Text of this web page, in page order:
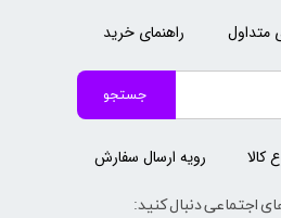
جستجو
اجتماعی دنبال کنید:
رویه ارسال سفارش
راهنمای خرید